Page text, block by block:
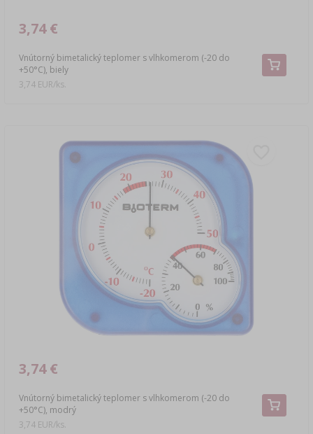
Vnútorný bimetalický teplomer s vlhkomerom (-20 do
+50°C), biely
3,74 €
3,74 EUR/ks.
Vnútorný bimetalický teplomer s vlhkomerom (-20 do
+50°C), modrý
3,74 €
3,74 EUR/ks.